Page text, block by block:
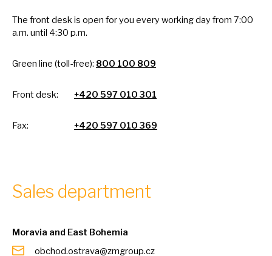
The front deskis open for you every working day from 7:00
a.m. until 4:30 p.m.
Green line (toll-free): 800 100 809
Front desk: +420 597 010 301
Fax: +420 597 010 369
Sales department
Moravia and East Bohemia
obchod.ostrava@zmgroup.cz